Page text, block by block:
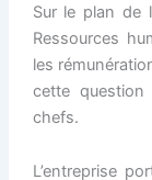
Sur le plan de
Ressources
les
cette question
chefs.
L’entreprise